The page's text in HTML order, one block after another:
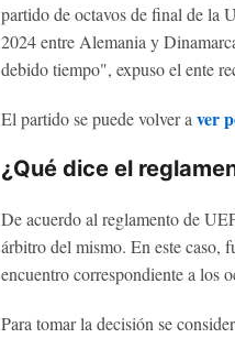
partido de octavos de final de la
2024 entre Alemania y
debido tiempo", expuso el ente
El partido se puede volver aver
¿Qué dice el
De acuerdo al reglamento de
árbitro del mismo. En este caso,
encuentro correspondiente a los
Para tomar la decisión se